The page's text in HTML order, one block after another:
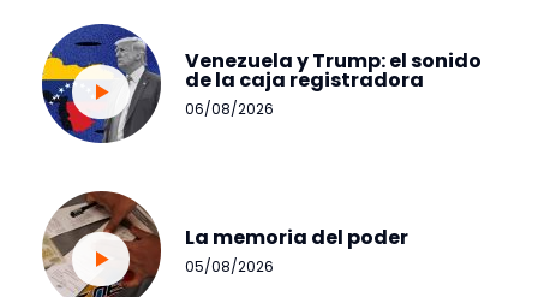
Venezuela y Trump: el sonido
de la caja registradora
06/08/2026
La memoria del poder
05/08/2026